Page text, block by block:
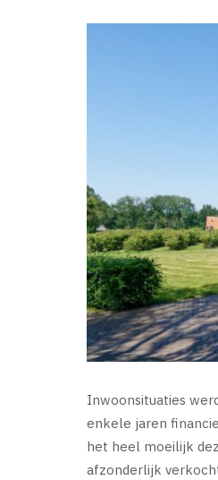
Inwoonsituaties
enkele jaren
het heel moeilijk
afzonderlijk